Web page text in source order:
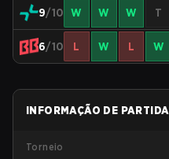
9/10 W W W T
6/10 L W L W
INFORMAÇÃO DE PARTIDA
Torneio